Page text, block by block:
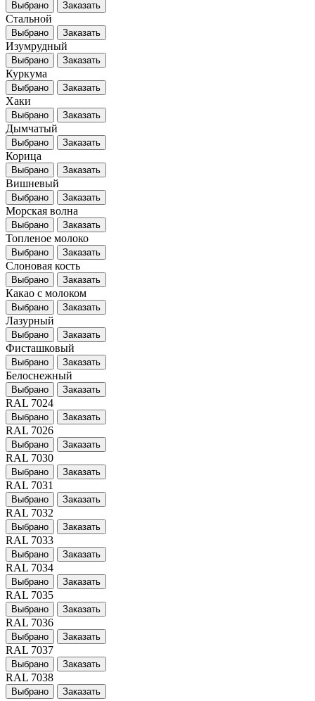
Выбрано Заказать
Стальной
Выбрано Заказать
Изумрудный
Выбрано Заказать
Куркума
Выбрано Заказать
Хаки
Выбрано Заказать
Дымчатый
Выбрано Заказать
Корица
Выбрано Заказать
Вишневый
Выбрано Заказать
Морская волна
Выбрано Заказать
Топленое молоко
Выбрано Заказать
Слоновая кость
Выбрано Заказать
Какао с молоком
Выбрано Заказать
Лазурный
Выбрано Заказать
Фисташковый
Выбрано Заказать
Белоснежный
Выбрано Заказать
RAL 7024
Выбрано Заказать
RAL 7026
Выбрано Заказать
RAL 7030
Выбрано Заказать
RAL 7031
Выбрано Заказать
RAL 7032
Выбрано Заказать
RAL 7033
Выбрано Заказать
RAL 7034
Выбрано Заказать
RAL 7035
Выбрано Заказать
RAL 7036
Выбрано Заказать
RAL 7037
Выбрано Заказать
RAL 7038
Выбрано Заказать